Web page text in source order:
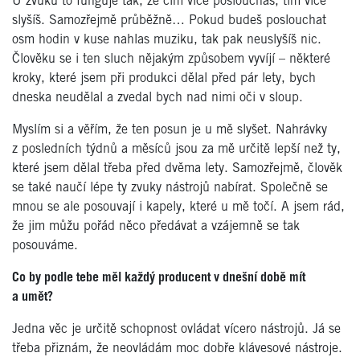
slyšíš. Samozřejmě průběžně… Pokud budeš poslouchat
osm hodin v kuse nahlas muziku, tak pak neuslyšíš nic.
Člověku se i ten sluch nějakým způsobem vyvíjí – některé
kroky, které jsem při produkci dělal před pár lety, bych
dneska neudělal a zvedal bych nad nimi oči v sloup.
Myslím si a věřím, že ten posun je u mě slyšet. Nahrávky
z posledních týdnů a měsíců jsou za mě určitě lepší než ty,
které jsem dělal třeba před dvěma lety. Samozřejmě, člověk
se také naučí lépe ty zvuky nástrojů nabírat. Společně se
mnou se ale posouvají i kapely, které u mě točí. A jsem rád,
že jim můžu pořád něco předávat a vzájemně se tak
posouváme.
Co by podle tebe měl každý producent v dnešní době mít
a umět?
Jedna věc je určitě schopnost ovládat vícero nástrojů. Já se
třeba přiznám, že neovládám moc dobře klávesové nástroje.